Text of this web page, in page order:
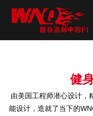
健
由美国工程师潜心设计，
能设计，造就了当下的